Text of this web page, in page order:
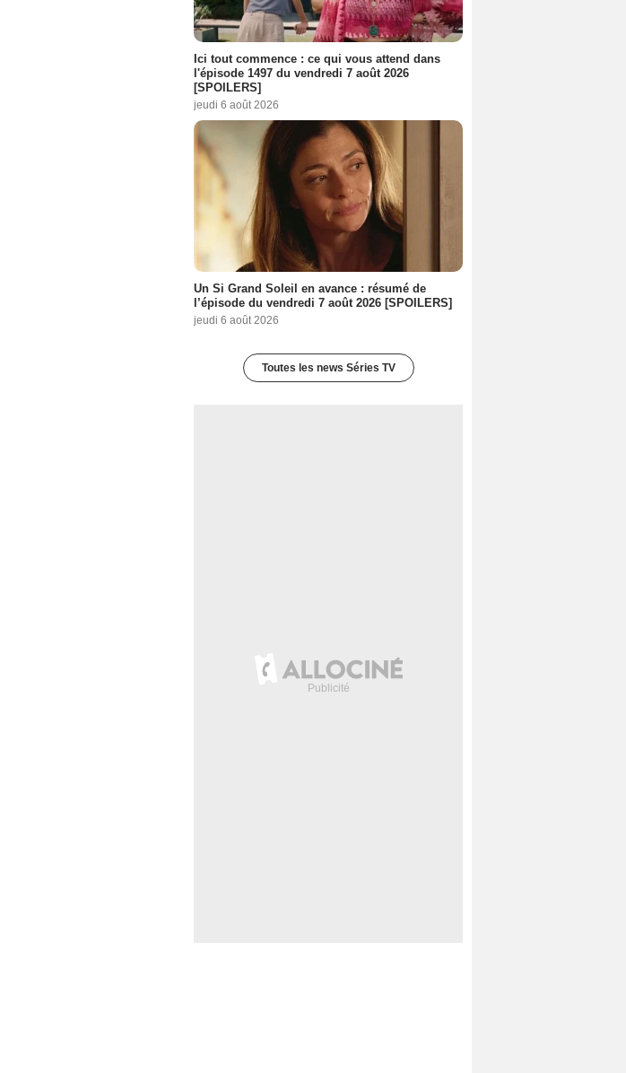
Ici tout commence : ce qui vous attend dans
l'épisode 1497 du vendredi 7 août 2026
[SPOILERS]
jeudi 6 août 2026
Un Si Grand Soleil en avance : résumé de
l’épisode du vendredi 7 août 2026 [SPOILERS]
jeudi 6 août 2026
Toutes les news Séries TV